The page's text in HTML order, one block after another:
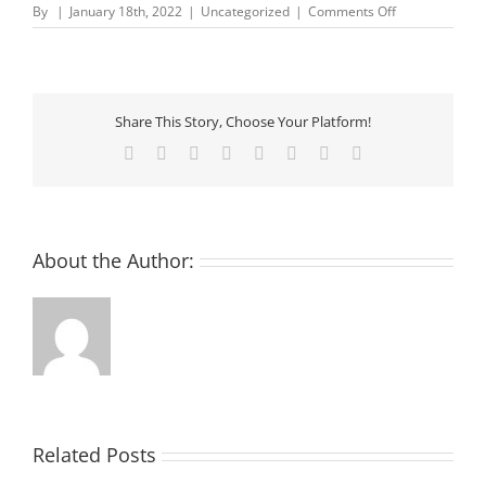
By | January 18th, 2022 | Uncategorized | Comments Offon
Criptovalute
Share This Story, Choose Your Platform!
Facebook Reddit LinkedIn
TumblrPinterest
About the Author:
Related Posts